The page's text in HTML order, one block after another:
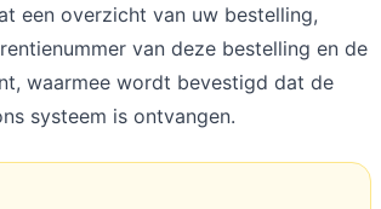
een overzicht van uw bestelling,
van deze bestelling en de
waarmee wordt bevestigd dat de
systeem is ontvangen.